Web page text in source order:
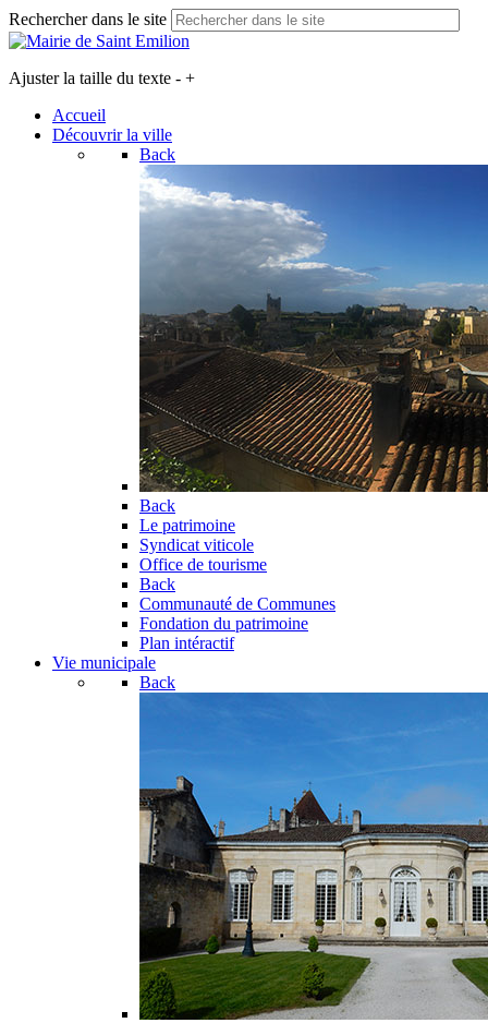
Rechercher dans le site
Ajuster la taille du texte - +
Accueil
Découvrir la ville
Back
Back
Le patrimoine
Syndicat viticole
Office de tourisme
Back
Communauté de Communes
Fondation du patrimoine
Plan intéractif
Vie municipale
Back